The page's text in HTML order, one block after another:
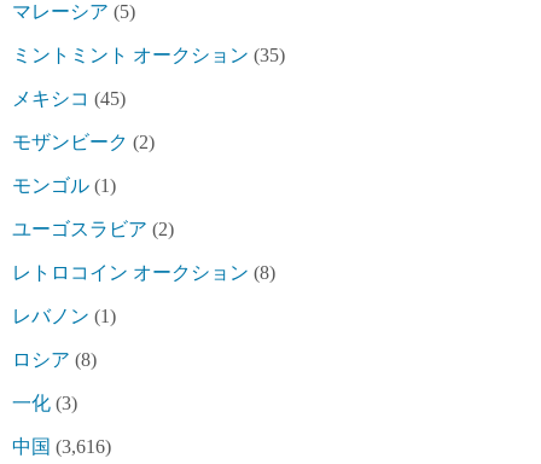
マレーシア (5)
ミントミント オークション (35)
メキシコ (45)
モザンビーク (2)
モンゴル (1)
ユーゴスラビア (2)
レトロコイン オークション (8)
レバノン (1)
ロシア (8)
一化 (3)
中国 (3,616)